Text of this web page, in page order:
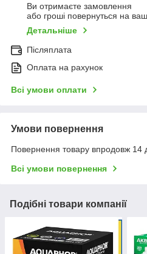
Ви отримаєте замовлення
або гроші повернуться на
Детальніше
Післяплата
Оплата на рахунок
Всі умови оплати
Умови повернення
Повернення товару впродовж 14
Всі умови повернення
Подібні товари компанії